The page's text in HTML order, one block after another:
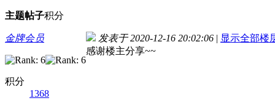
主题帖子积分
金牌会员
积分
1368
发表于 2020-12-16 20:02:06 | 显示全部楼
感谢楼主分享~~